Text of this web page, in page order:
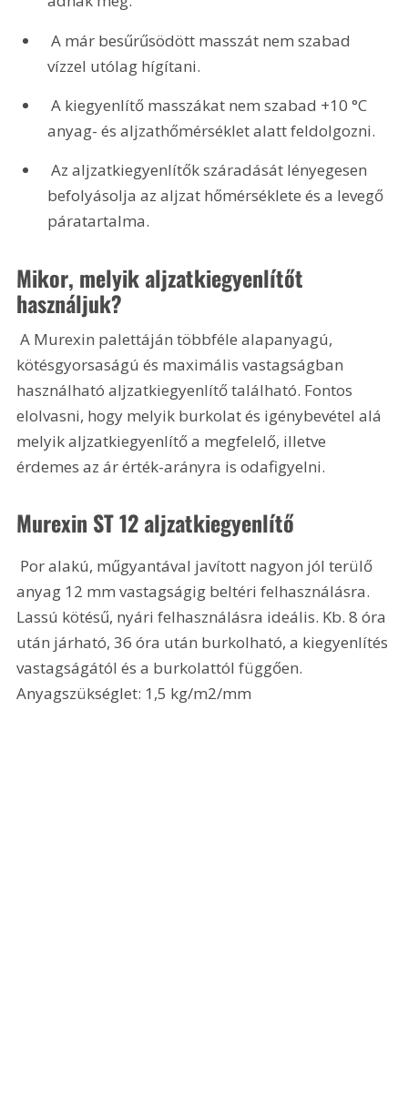
A már besűrűsödött masszát nem szabad
vízzel utólag hígítani.
A kiegyenlítő masszákat nem szabad +10 °C
anyag- és aljzathőmérséklet alatt feldolgozni.
Az aljzatkiegyenlítők száradását lényegesen
befolyásolja az aljzat hőmérséklete és a levegő
páratartalma.
Mikor, melyik aljzatkiegyenlítőt
használjuk?
A Murexin palettáján többféle alapanyagú,
kötésgyorsaságú és maximális vastagságban
használható aljzatkiegyenlítő található. Fontos
elolvasni, hogy melyik burkolat és igénybevétel alá
melyik aljzatkiegyenlítő a megfelelő, illetve
érdemes az ár érték-arányra is odafigyelni.
Murexin ST 12 aljzatkiegyenlítő
anyag 12 mm vastagságig beltéri felhasználásra.
Lassú kötésű, nyári felhasználásra ideális. Kb. 8 óra
után járható, 36 óra után burkolható, a kiegyenlítés
vastagságától és a burkolattól függően.
Anyagszükséglet: 1,5 kg/m2/mm